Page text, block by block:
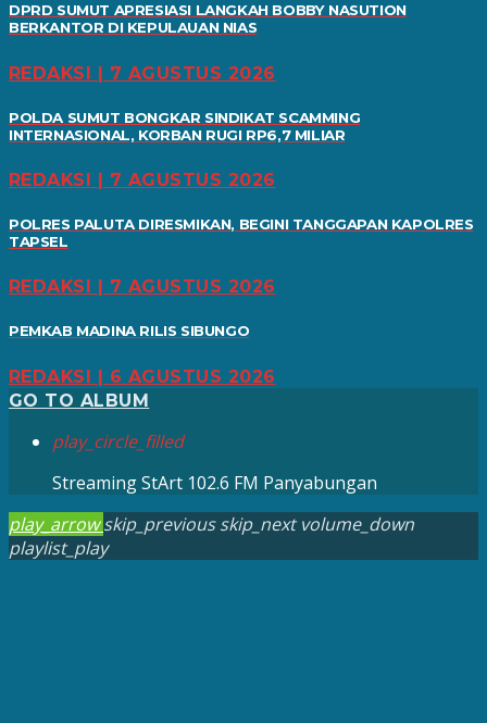
DPRD SUMUT APRESIASI LANGKAH BOBBY NASUTION
BERKANTOR DI KEPULAUAN NIAS
REDAKSI | 7 AGUSTUS 2026
POLDA SUMUT BONGKAR SINDIKAT SCAMMING
INTERNASIONAL, KORBAN RUGI RP6,7 MILIAR
REDAKSI | 7 AGUSTUS 2026
POLRES PALUTA DIRESMIKAN, BEGINI TANGGAPAN KAPOLRES
TAPSEL
REDAKSI | 7 AGUSTUS 2026
PEMKAB MADINA RILIS SIBUNGO
REDAKSI | 6 AGUSTUS 2026
GO TO ALBUM
play_circle_filled
Streaming StArt 102.6 FM Panyabungan
play_arrow skip_previous skip_next volume_down
playlist_play